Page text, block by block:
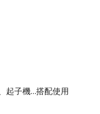
起子機…搭配使用